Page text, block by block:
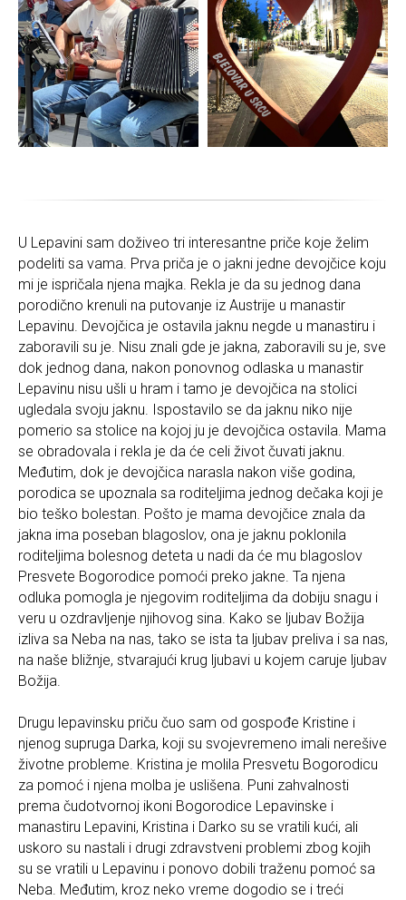
U Lepavini sam doživeo tri interesantne priče koje želim
podeliti sa vama. Prva priča je o jakni jedne devojčice koju
mi je ispričala njena majka. Rekla je da su jednog dana
porodično krenuli na putovanje iz Austrije u manastir
Lepavinu. Devojčica je ostavila jaknu negde u manastiru i
zaboravili su je. Nisu znali gde je jakna, zaboravili su je, sve
dok jednog dana, nakon ponovnog odlaska u manastir
Lepavinu nisu ušli u hram i tamo je devojčica na stolici
ugledala svoju jaknu. Ispostavilo se da jaknu niko nije
pomerio sa stolice na kojoj ju je devojčica ostavila. Mama
se obradovala i rekla je da će celi život čuvati jaknu.
Međutim, dok je devojčica narasla nakon više godina,
porodica se upoznala sa roditeljima jednog dečaka koji je
bio teško bolestan. Pošto je mama devojčice znala da
jakna ima poseban blagoslov, ona je jaknu poklonila
roditeljima bolesnog deteta u nadi da će mu blagoslov
Presvete Bogorodice pomoći preko jakne. Ta njena
odluka pomogla je njegovim roditeljima da dobiju snagu i
veru u ozdravljenje njihovog sina. Kako se ljubav Božija
izliva sa Neba na nas, tako se ista ta ljubav preliva i sa nas,
na naše bližnje, stvarajući krug ljubavi u kojem caruje ljubav
Božija.
Drugu lepavinsku priču čuo sam od gospođe Kristine i
njenog supruga Darka, koji su svojevremeno imali nerešive
životne probleme. Kristina je molila Presvetu Bogorodicu
za pomoć i njena molba je uslišena. Puni zahvalnosti
prema čudotvornoj ikoni Bogorodice Lepavinske i
manastiru Lepavini, Kristina i Darko su se vratili kući, ali
uskoro su nastali i drugi zdravstveni problemi zbog kojih
su se vratili u Lepavinu i ponovo dobili traženu pomoć sa
Neba. Međutim, kroz neko vreme dogodio se i treći